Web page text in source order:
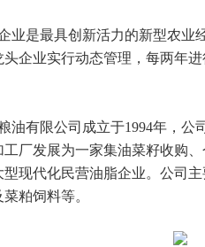
业是最具创新活力的新型农业
头企业实行动态管理，每两年
油有限公司成立于1994年，公
厂发展为一家集油菜籽收购
现代化民营油脂企业。公司
粕饲料等。